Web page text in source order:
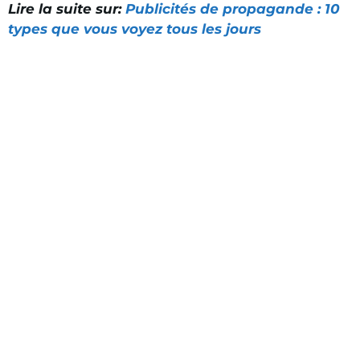
Lire la suite sur: Publicités de propagande : 10
types que vous voyez tous les jours